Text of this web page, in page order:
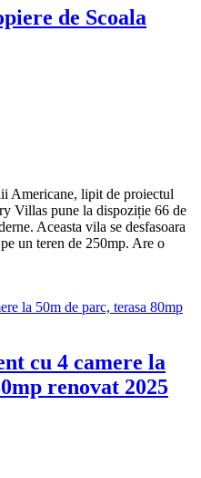
de Scoala
Americane, lipit de proiectul
Villas pune la dispoziție 66 de
Aceasta vila se desfasoara
un teren de 250mp. Are o
cu 4 camere la
renovat 2025